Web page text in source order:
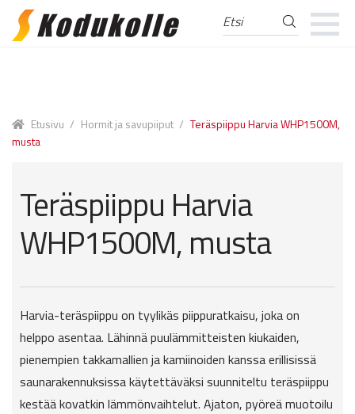
Skip
Skip
Etsi:
Etusivu / Hormit ja savupiiput / Teräspiippu Harvia WHP1500M,
musta
Teräspiippu Harvia
WHP1500M, musta
Harvia-teräspiippu on tyylikäs piippuratkaisu, joka on
helppo asentaa. Lähinnä puulämmitteisten kiukaiden,
pienempien takkamallien ja kamiinoiden kanssa erillisissä
saunarakennuksissa käytettäväksi suunniteltu teräspiippu
kestää kovatkin lämmönvaihtelut. Ajaton, pyöreä muotoilu